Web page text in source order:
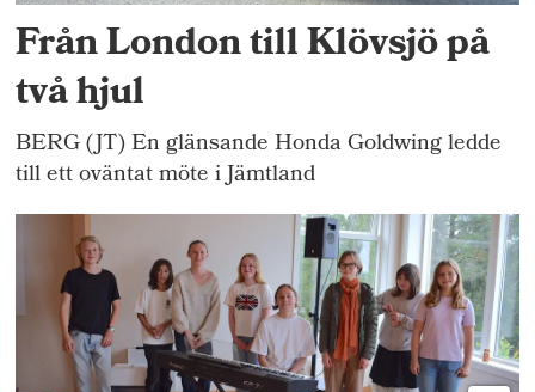
Från London till Klövsjö på
två hjul
BERG (JT) En glänsande Honda Goldwing ledde
till ett oväntat möte i Jämtland